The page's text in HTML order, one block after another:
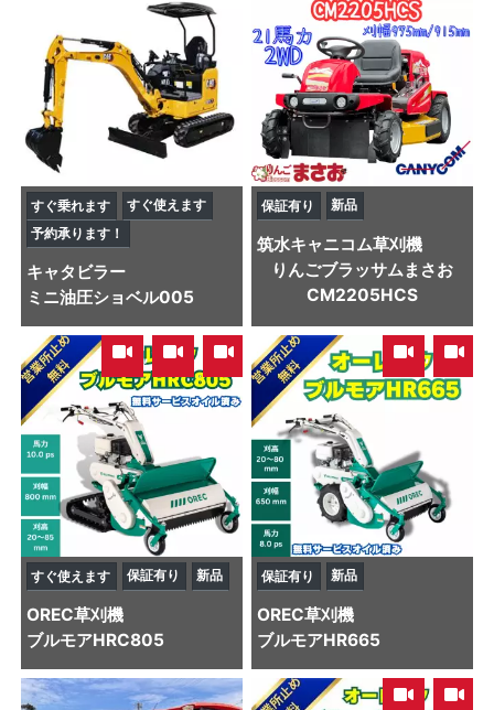
すぐ乗れます
すぐ使えます
予約承ります！
キャタビラー
ミニ油圧ショベル005
保証有り 新品
筑水キャニコム草刈機
りんごブラッサムまさお
CM2205HCS
, ,
すぐ使えます 保証有り 新品
OREC草刈機
ブルモアHRC805
,
保証有り 新品
OREC草刈機
ブルモアHR665
,